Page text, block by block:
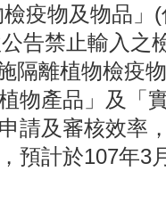
疫物及物品」
告禁止輸入之
隔離植物檢疫
物產品」及「
請及審核效率
預計於107年3